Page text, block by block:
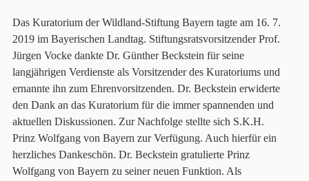
Das Kuratorium der Wildland-Stiftung Bayern tagte am 16. 7.
2019 im Bayerischen Landtag. Stiftungsratsvorsitzender Prof.
Jürgen Vocke dankte Dr. Günther Beckstein für seine
langjährigen Verdienste als Vorsitzender des Kuratoriums und
ernannte ihn zum Ehrenvorsitzenden. Dr. Beckstein erwiderte
den Dank an das Kuratorium für die immer spannenden und
aktuellen Diskussionen. Zur Nachfolge stellte sich S.K.H.
Prinz Wolfgang von Bayern zur Verfügung. Auch hierfür ein
herzliches Dankeschön. Dr. Beckstein gratulierte Prinz
Wolfgang von Bayern zu seiner neuen Funktion. Als